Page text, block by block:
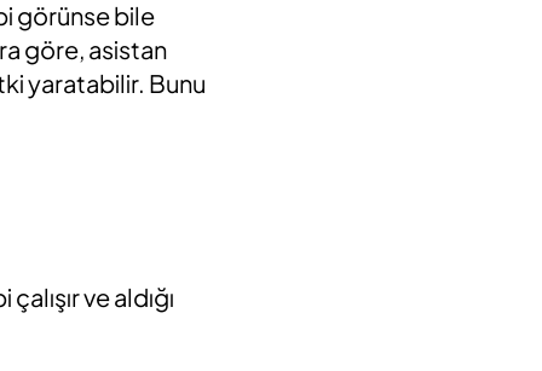
görünse bile
göre, asistan
yaratabilir. Bunu
ve aldığı